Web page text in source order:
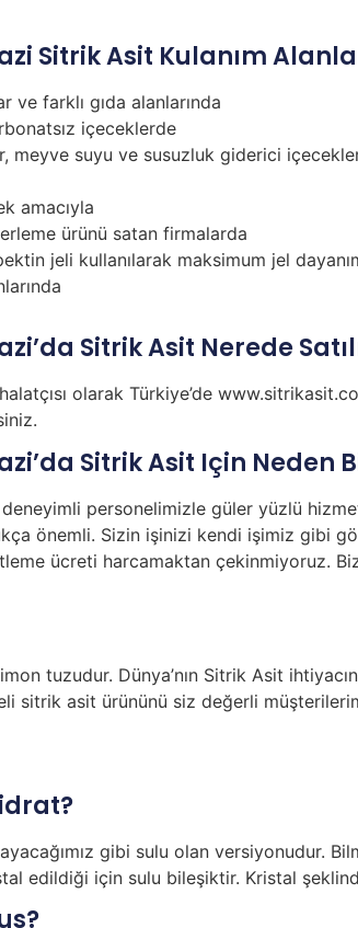
Sitrik Asit Kulanım
ve farklı gıda alanlarında
içeceklerde
meyve suyu ve susuzluk giderici
amacıyla
ürünü satan firmalarda
jeli kullanılarak maksimum jel
Sitrik Asit Nerede
olarak Türkiye’de
Sitrik Asit Için Neden
deneyimli personelimizle güler yüzlü
önemli. Sizin işinizi kendi işimiz gibi
ücreti harcamaktan çekinmiyoruz.
tuzudur. Dünya’nın Sitrik Asit
sitrik asit ürününü siz değerli
gibi sulu olan versiyonudur.
edildiği için sulu bileşiktir. Kristal